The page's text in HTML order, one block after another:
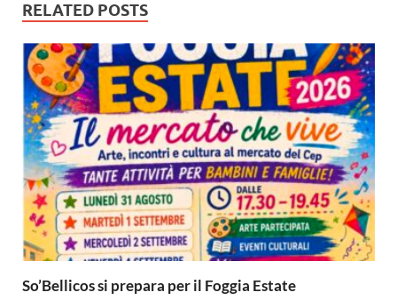
RELATED POSTS
So’Bellicos si prepara per il Foggia Estate